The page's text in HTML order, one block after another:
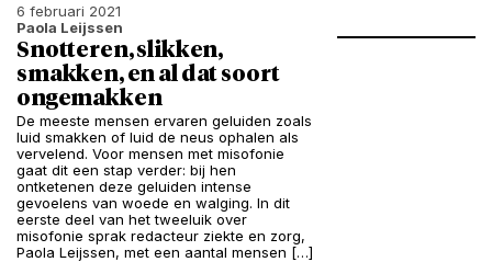
6 februari 2021
Paola Leijssen
Snotteren, slikken,
smakken, en al dat soort
ongemakken
De meeste mensen ervaren geluiden zoals
luid smakken of luid de neus ophalen als
vervelend. Voor mensen met misofonie
gaat dit een stap verder: bij hen
ontketenen deze geluiden intense
gevoelens van woede en walging. In dit
eerste deel van het tweeluik over
misofonie sprak redacteur ziekte en zorg,
Paola Leijssen, met een aantal mensen […]